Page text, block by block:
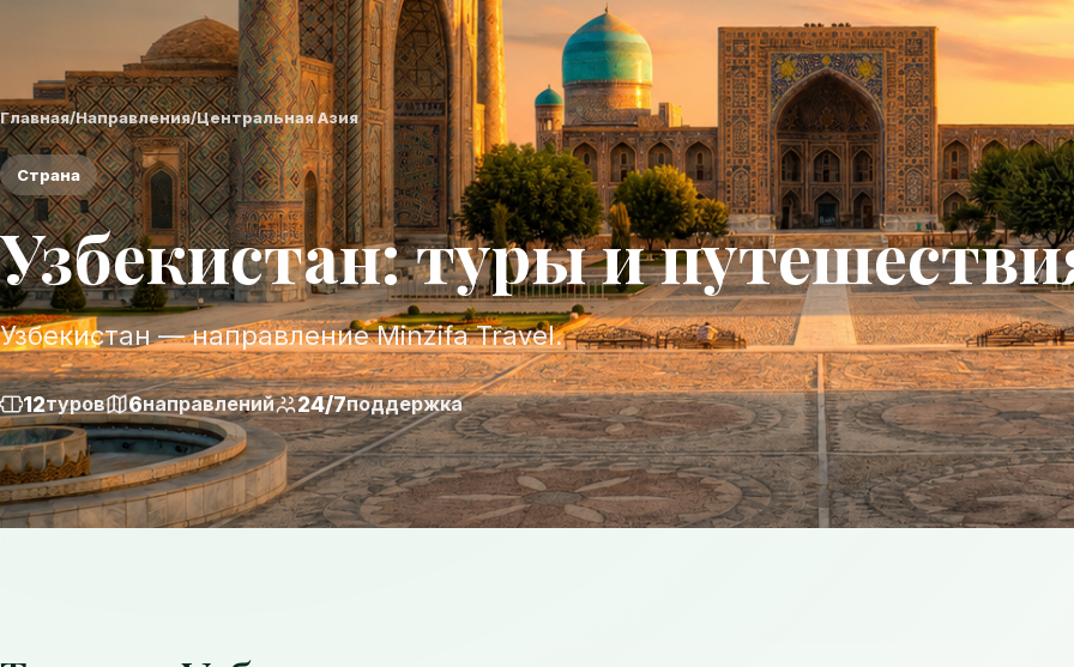
Главная/Направления/Центральная Азия
Страна
Узбекистан: туры и
Узбекистан — направление Minzifa Travel.
12туров 6направлений 24/7поддержка